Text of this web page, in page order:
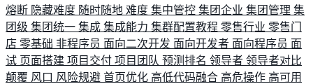
熔断 隐藏难度 随时随地 难度 集中管控 集团企业 集团管理 集
团级 集团统一 集成 集成能力 集群配置教程 零售行业 零售门
店 零基础 非程序员 面向二次开发 面向开发者 面向程序员 面
试 页面搭建 项目交付 项目团队 预测排名 领导者 领导者对比
颠覆 风口 风险规避 首页优化 高低代码融合 高危操作 高可用